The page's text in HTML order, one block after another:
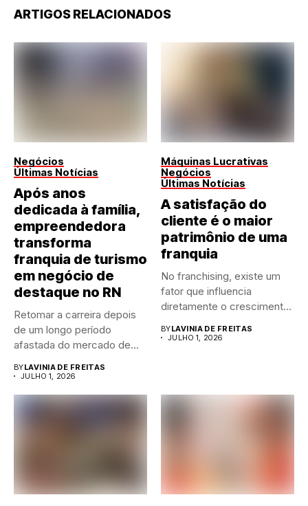
ARTIGOS RELACIONADOS
Negócios
Últimas Notícias
Após anos
dedicada à família,
empreendedora
transforma
franquia de turismo
em negócio de
destaque no RN
Retomar a carreira depois
de um longo período
afastada do mercado de...
BYLAVINIA DE FREITAS
JULHO 1, 2026
Máquinas Lucrativas
Negócios
Últimas Notícias
A satisfação do
cliente é o maior
patrimônio de uma
franquia
No franchising, existe um
fator que influencia
diretamente o crescimento
BYLAVINIA DE FREITAS
JULHO 1, 2026